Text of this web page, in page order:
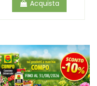
Acquista